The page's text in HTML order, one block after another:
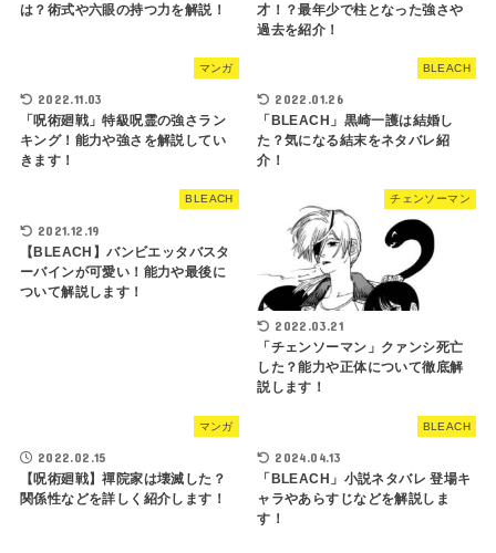
は？術式や六眼の持つ力を解説！
才！？最年少で柱となった強さや
過去を紹介！
マンガ
2022.11.03
「呪術廻戦」特級呪霊の強さラン
キング！能力や強さを解説してい
きます！
BLEACH
2022.01.26
「BLEACH」黒崎一護は結婚し
た？気になる結末をネタバレ紹
介！
BLEACH
2021.12.19
【BLEACH】バンビエッタバスタ
ーバインが可愛い！能力や最後に
ついて解説します！
チェンソーマン
2022.03.21
「チェンソーマン」クァンシ死亡
した？能力や正体について徹底解
説します！
マンガ
2022.02.15
【呪術廻戦】禪院家は壊滅した？
関係性などを詳しく紹介します！
BLEACH
2024.04.13
「BLEACH」小説ネタバレ 登場キ
ャラやあらすじなどを解説しま
す！